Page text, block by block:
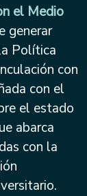
el Medio
generar
Política
con
con el
el estado
abarca
con la